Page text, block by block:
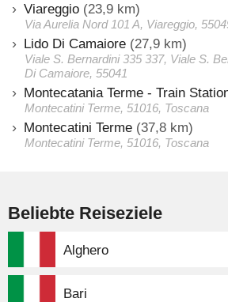
Viareggio (23,9 km)
Via Aurelia Nord 101 A, Viareggio,
Lido Di Camaiore (27,9 km)
Viale S. Bernardini 335 337, Viale S.
Di Camaiore, 55041
Montecatania Terme - Train
Montecatini Terme, 51016, Toscana
Montecatini Terme (37,8 km)
Montecatini Terme, 51016, Toscana
Beliebte Reiseziele
Alghero
Bari